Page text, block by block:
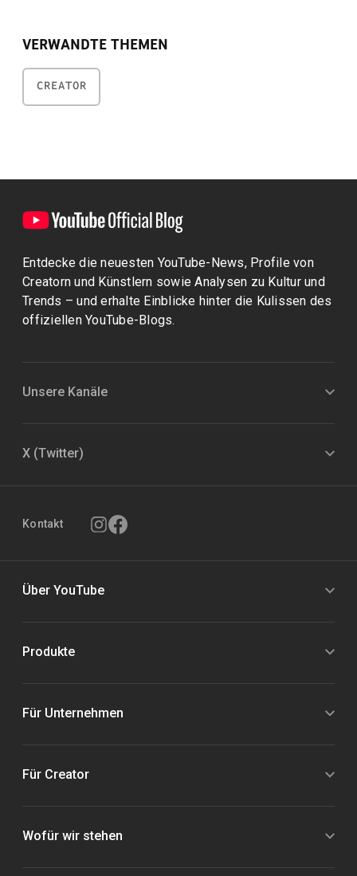
VERWANDTE THEMEN
CREATOR
Entdecke die neuesten YouTube-News, Profile von
Creatorn und Künstlern sowie Analysen zu Kultur und
Trends – und erhalte Einblicke hinter die Kulissen des
offiziellen YouTube-Blogs.
Unsere Kanäle
X (Twitter)
Kontakt
Über YouTube
Produkte
Für Unternehmen
Für Creator
Wofür wir stehen